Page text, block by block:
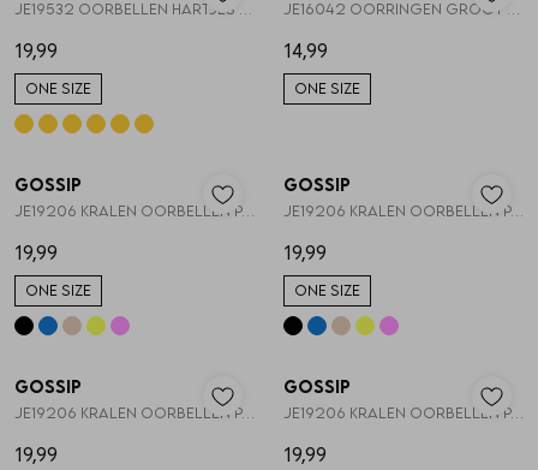
19,99
ONE SIZE
14,99
ONE SIZE
1/2
Gossip
JE19206 KRALEN OORBELLEN PAREL EN HARTJE
19,99
ONE SIZE
1/2
Gossip
JE19206 KRALEN OORBELLEN PAREL EN HARTJE
19,99
ONE SIZE
1/2
Gossip
JE19206 KRALEN OORBELLEN PAREL EN HARTJE
19,99
1/2
Gossip
JE19206 KRALEN OORBELLEN PAREL EN HARTJE
19,99